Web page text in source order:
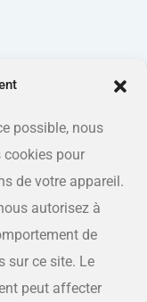
possible, nous
pour
de votre appareil.
autorisez à
de
sur ce site. Le
peut affecter